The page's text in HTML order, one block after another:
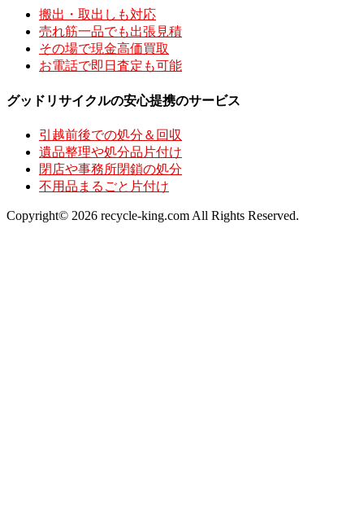
搬出・取出しも対応
売れ筋一品でも出張見積
その場で現金高価買取
お電話で即日査定も可能
グッドリサイクルの安心提携のサービス
引越前後での処分＆回収
遺品整理や処分品片付け
閉店や事務所閉鎖の処分
不用品まるごと片付け
Copyright© 2026 recycle-king.com All Rights Reserved.